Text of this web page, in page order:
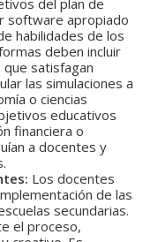
del plan de
software apropiado
habilidades de los
deben incluir
satisfagan
las simulaciones a
o ciencias
educativos
financiera o
a docentes y
Los docentes
de las
secundarias.
el proceso,